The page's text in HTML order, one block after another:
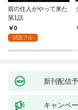
前の住人がやって来た
第1話
0
試読フル
新刊配信
キャンペ